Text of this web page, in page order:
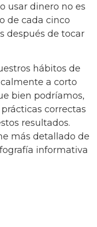
usar dinero no es
de cada cinco
después de tocar
hábitos de
a corto
bien podríamos,
correctas
resultados.
más detallado de
informativa